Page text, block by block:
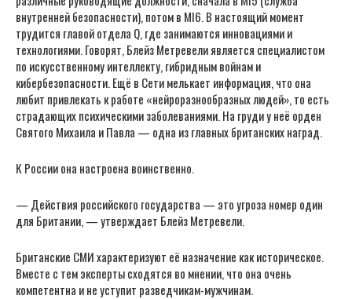
внутренней безопасности), потом в MI6. В настоящий момент
трудится главой отдела Q, где занимаются инновациями и
технологиями. Говорят, Блейз Метревели является специалистом
по искусственному интеллекту, гибридным войнам и
кибербезопасности. Ещё в Сети мелькает информация, что она
любит привлекать к работе «нейроразнообразных людей», то есть
страдающих психическими заболеваниями. На груди у неё орден
Святого Михаила и Павла — одна из главных британских наград.
К России она настроена воинственно.
— Действия российского государства — это угроза номер один
для Британии, — утверждает Блейз Метревели.
Британские СМИ характеризуют её назначение как историческое.
Вместе с тем эксперты сходятся во мнении, что она очень
компетентна и не уступит разведчикам-мужчинам.